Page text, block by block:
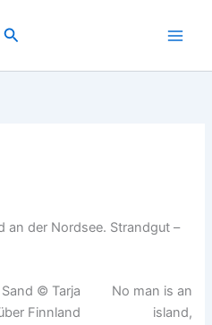
Suchen
an der Nordsee. Strandgut –
No man is an
island,